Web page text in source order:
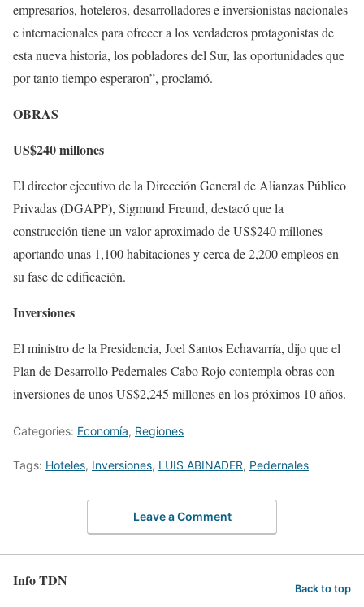
empresarios, hoteleros, desarrolladores e inversionistas nacionales
e internacionales para ofrecer a los verdaderos protagonistas de
esta nueva historia, los pobladores del Sur, las oportunidades que
por tanto tiempo esperaron”, proclamó.
OBRAS
US$240 millones
El director ejecutivo de la Dirección General de Alianzas Público
Privadas (DGAPP), Sigmund Freund, destacó que la
construcción tiene un valor aproximado de US$240 millones
aportando unas 1,100 habitaciones y cerca de 2,200 empleos en
su fase de edificación.
Inversiones
El ministro de la Presidencia, Joel Santos Echavarría, dijo que el
Plan de Desarrollo Pedernales-Cabo Rojo contempla obras con
inversiones de unos US$2,245 millones en los próximos 10 años.
Categories: Economía, Regiones
Tags: Hoteles, Inversiones, LUIS ABINADER, Pedernales
Leave a Comment
Info TDN Back to top